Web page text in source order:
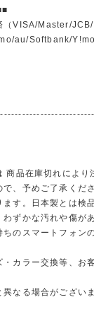
（VISA/Master/JCB/
au/Softbank/
商品在庫切れによ
、予めご了承くだ
ます。日本製とは検
ずかな汚れや傷が
ちのスマートフォン
・カラー交換等、お
異なる場合がござい